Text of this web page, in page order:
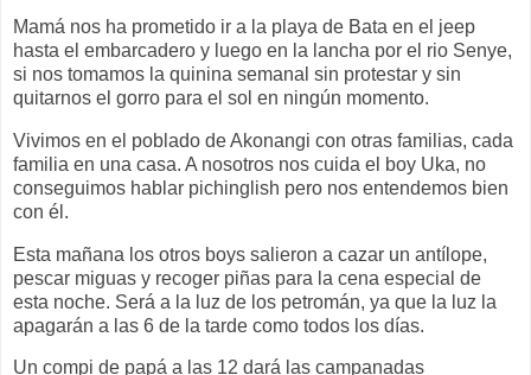
Mamá nos ha prometido ir a la playa de Bata en el jeep
hasta el embarcadero y luego en la lancha por el rio Senye,
si nos tomamos la quinina semanal sin protestar y sin
quitarnos el gorro para el sol en ningún momento.
Vivimos en el poblado de Akonangi con otras familias, cada
familia en una casa. A nosotros nos cuida el boy Uka, no
conseguimos hablar pichinglish pero nos entendemos bien
con él.
Esta mañana los otros boys salieron a cazar un antílope,
pescar miguas y recoger piñas para la cena especial de
esta noche. Será a la luz de los petromán, ya que la luz la
apagarán a las 6 de la tarde como todos los días.
Un compi de papá a las 12 dará las campanadas